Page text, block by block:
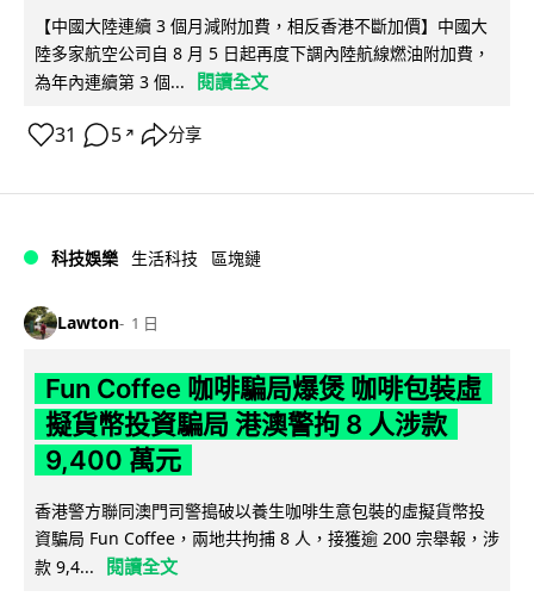
【中國大陸連續 3 個月減附加費，相反香港不斷加價】中國大
陸多家航空公司自 8 月 5 日起再度下調內陸航線燃油附加費，
為年內連續第 3 個...
閱讀全文
31 5 ↗ 分享
科技娛樂 生活科技 區塊鏈
Lawton 1 日
Fun Coffee 咖啡騙局爆煲 咖啡包裝虛
擬貨幣投資騙局 港澳警拘 8 人涉款
9,400 萬元
香港警方聯同澳門司警搗破以養生咖啡生意包裝的虛擬貨幣投
資騙局 Fun Coffee，兩地共拘捕 8 人，接獲逾 200 宗舉報，涉
款 9,4...
閱讀全文